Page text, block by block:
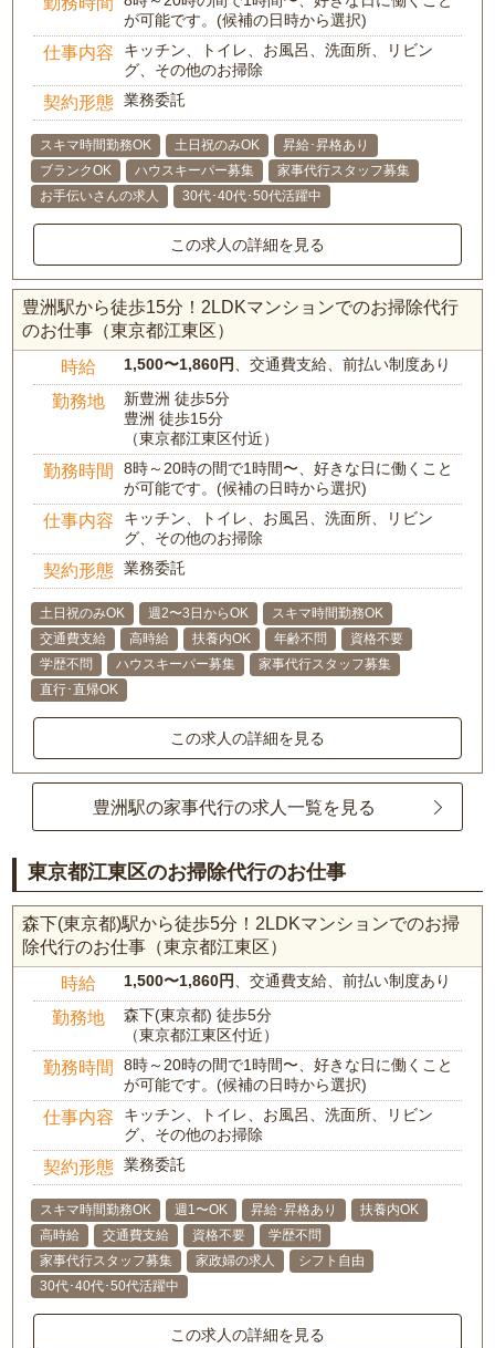
が可能です。(候補の日時から選択)
仕事内容
キッチン、トイレ、お風呂、洗面所、リビン
グ、その他のお掃除
契約形態 業務委託
スキマ時間勤務OK 土日祝のみOK
昇給･昇格あり
ブランクOK
ハウスキーパー募集
家事代行スタッフ募集
お手伝いさんの求人
30代･40代･50代活躍中
この求人の詳細を見る
豊洲駅から徒歩15分！2LDKマンションでのお掃除代行
のお仕事（東京都江東区）
時給 1,500〜1,860円、交通費支給、前払い制度あり
勤務地
新豊洲 徒歩5分
豊洲 徒歩15分
（東京都江東区付近）
勤務時間
8時～20時の間で1時間〜、好きな日に働くこと
が可能です。(候補の日時から選択)
仕事内容
キッチン、トイレ、お風呂、洗面所、リビン
グ、その他のお掃除
契約形態 業務委託
土日祝のみOK 週2〜3日からOK
スキマ時間勤務OK
交通費支給
高時給 扶養内OK 年齢不問
資格不要
学歴不問
ハウスキーパー募集
家事代行スタッフ募集
直行･直帰OK
この求人の詳細を見る
豊洲駅の家事代行の求人一覧を見る
東京都江東区のお掃除代行のお仕事
森下(東京都)駅から徒歩5分！2LDKマンションでのお掃
除代行のお仕事（東京都江東区）
時給 1,500〜1,860円 、交通費支給、前払い制度あり
勤務地
森下(東京都) 徒歩5分
（東京都江東区付近）
勤務時間
8時～20時の間で1時間〜、好きな日に働くこと
が可能です。(候補の日時から選択)
仕事内容
キッチン、トイレ、お風呂、洗面所、リビン
グ、その他のお掃除
契約形態 業務委託
スキマ時間勤務OK 週1〜OK 昇給･昇格あり
扶養内OK
高時給
交通費支給 資格不要
学歴不問
家事代行スタッフ募集
家政婦の求人
シフト自由
30代･40代･50代活躍中
この求人の詳細を見る